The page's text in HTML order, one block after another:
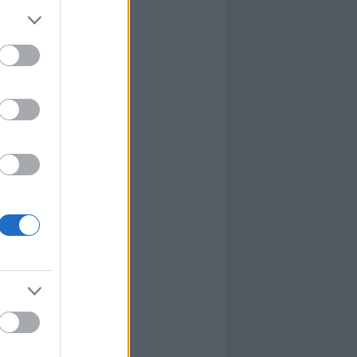
kis falunk
Mix
közt
TV
Takács Gábor
sorozat